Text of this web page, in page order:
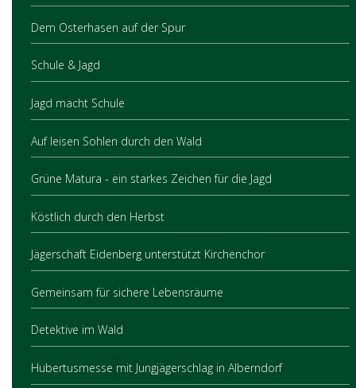
Dem Osterhasen auf der Spur
Schule & Jagd
Jagd macht Schule
Auf leisen Sohlen durch den Wald
Grüne Matura - ein starkes Zeichen für die Jagd
Köstlich durch den Herbst
Jägerschaft Eidenberg unterstützt Kirchenchor
Gemeinsam für sichere Lebensräume
Detektive im Wald
Hubertusmesse mit Jungjägerschlag in Alberndorf